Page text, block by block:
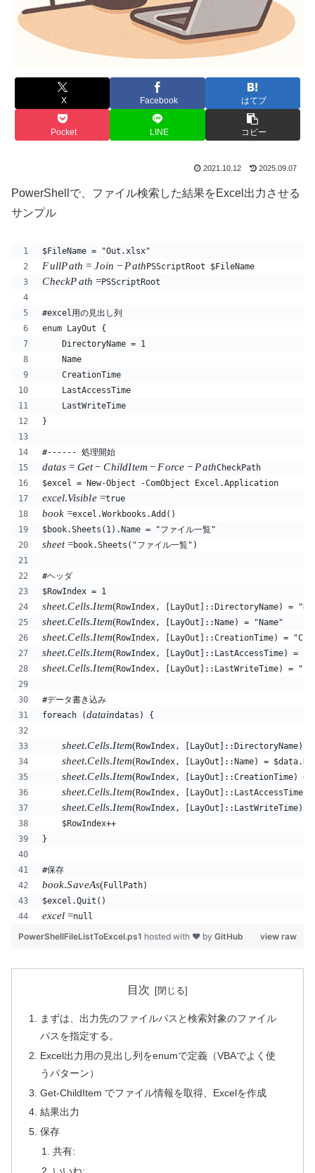
X Facebook はてブ
Pocket LINE コピー
2021.10.12 2025.09.07
PowerShellで、ファイル検索した結果をExcel出力させる
サンプル
$FileName = "Out.xlsx"
FullPath = Join − PathPSScriptRoot $FileName
CheckPath =PSScriptRoot
#excel用の見出し列
enum LayOut {
    DirectoryName = 1
    Name
    CreationTime
    LastAccessTime
    LastWriteTime
}
#------ 処理開始
datas = Get − ChildItem − Force − PathCheckPath
$excel = New-Object -ComObject Excel.Application
excel.Visible =true
book =excel.Workbooks.Add()
$book.Sheets(1).Name = "ファイル一覧"
sheet =book.Sheets("ファイル一覧")
#ヘッダ
$RowIndex = 1
sheet.Cells.Item(RowIndex, [LayOut]::DirectoryName) =
sheet.Cells.Item(RowIndex, [LayOut]::Name) = "Name"
sheet.Cells.Item(RowIndex, [LayOut]::CreationTime) =
sheet.Cells.Item(RowIndex, [LayOut]::LastAccessTime) =
sheet.Cells.Item(RowIndex, [LayOut]::LastWriteTime) =
#データ書き込み
foreach (dataindatas) {
sheet.Cells.Item(RowIndex, [LayOut]::DirectoryName)
sheet.Cells.Item(RowIndex, [LayOut]::Name) =
sheet.Cells.Item(RowIndex, [LayOut]::CreationTime) =
sheet.Cells.Item(RowIndex, [LayOut]::LastAccessTime)
sheet.Cells.Item(RowIndex,
    $RowIndex++
}
#保存
book.SaveAs(FullPath)
$excel.Quit()
excel =null
view raw
PowerShellFileListToExcel.ps1 hosted with ❤ by GitHub
目次
まずは、出力先のファイルパスと検索対象のファイル
パスを指定する。
Excel出力用の見出し列をenumで定義（VBAでよく使
うパターン）
Get-ChildItem でファイル情報を取得、Excelを作成
結果出力
保存
共有: